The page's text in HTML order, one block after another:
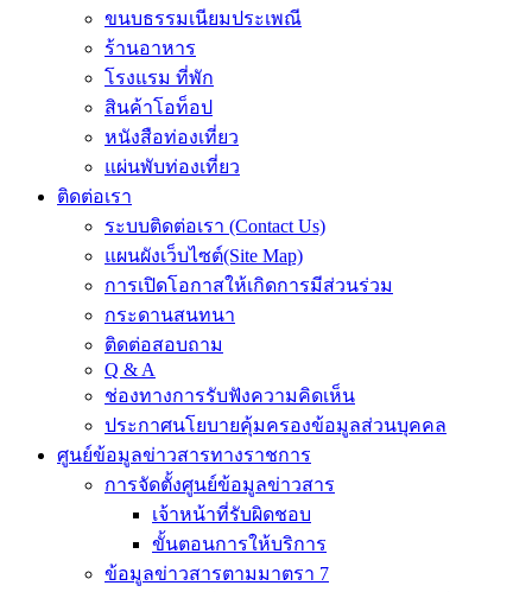
ขนบธรรมเนียมประเพณี
ร้านอาหาร
โรงแรม ที่พัก
สินค้าโอท็อป
หนังสือท่องเที่ยว
แผ่นพับท่องเที่ยว
ติดต่อเรา
ระบบติดต่อเรา (Contact Us)
แผนผังเว็บไซต์(Site Map)
การเปิดโอกาสให้เกิดการมีส่วนร่วม
กระดานสนทนา
ติดต่อสอบถาม
Q & A
ช่องทางการรับฟังความคิดเห็น
ประกาศนโยบายคุ้มครองข้อมูลส่วนบุคคล
ศูนย์ข้อมูลข่าวสารทางราชการ
การจัดตั้งศูนย์ข้อมูลข่าวสาร
เจ้าหน้าที่รับผิดชอบ
ขั้นตอนการให้บริการ
ข้อมูลข่าวสารตามมาตรา 7